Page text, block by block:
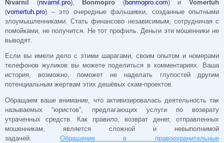
Nivarnil (nivarnil.pro), Bonmopro (bonmopro.com) иVomertuh
(vomertuh.pro) – это очередные фальшивки, созданные опытными
злоумышленниками. Стать финансово независимым, сотрудничая с
помойками, не получится. Не тот профиль. Деньги эти мошенники не
выводят.
Если вы имели дело с этими шарагами, своим опытом и номерами
телефонов жуликов вы можете поделиться в комментариях. Ваша
история, возможно, поможет не наделать глупостей другим
потенциальным жертвам этих дешёвых скам-проектов.
Обращаем ваше внимание, что активизировалась деятельность так
называемых “юристов”, предлагающих услуги по возврату
утраченных средств. Как правило, возврат денег, отправленных
мошенникам, является сложной и невыполнимой
задачей. Обращение в правоохранительные